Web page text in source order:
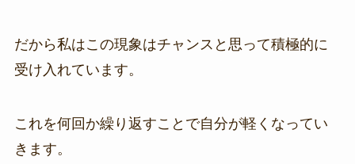
だから私はこの現象はチャンスと思って積極的に
受け入れています。
これを何回か繰り返すことで自分が軽くなってい
きます。